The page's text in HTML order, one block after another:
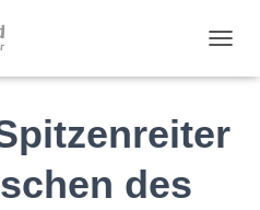
des